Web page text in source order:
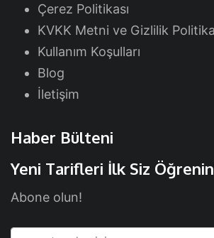
Çerez Politikası
KVKK Metni ve Gizlilik
Kullanım Koşulları
Blog
İletişim
Haber Bülteni
Yeni Tarifleri İlk Siz
Abone olun!